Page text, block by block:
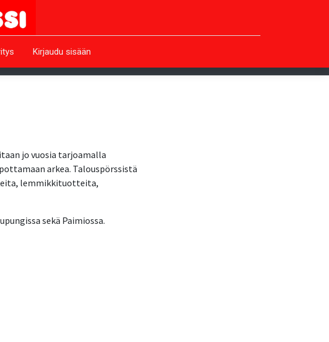
Kirjaudu sisään
jo vuosia tarjoamalla
arkea. Talouspörssistä
lemmikkituotteita,
sekä Paimiossa.